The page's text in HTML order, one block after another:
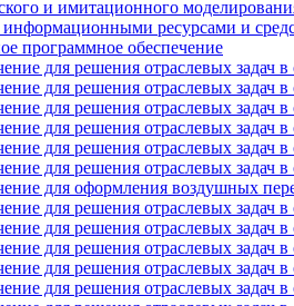
и имитационного
информационными ресурсами и
программное обеспечение
для решения отраслевых задач в
для решения отраслевых задач
для решения отраслевых задач
для решения отраслевых задач
для решения отраслевых задач
для решения отраслевых задач
для оформления воздушных
для решения отраслевых задач в
для решения отраслевых задач в
для решения отраслевых задач
для решения отраслевых задач
для решения отраслевых задач